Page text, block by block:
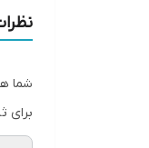
با
شما
برای